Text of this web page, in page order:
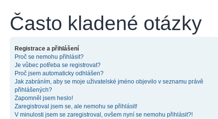
Často kladené otázky
Registrace a přihlášení
Proč se nemohu přihlásit?
Je vůbec potřeba se registrovat?
Proč jsem automaticky odhlášen?
Jak zabráním, aby se moje uživatelské jméno objevilo v seznamu právě
přihlášených?
Zapomněl jsem heslo!
Zaregistroval jsem se, ale nemohu se přihlásit!
V minulosti jsem se zaregistroval, ovšem nyní se nemohu přihlásit?!